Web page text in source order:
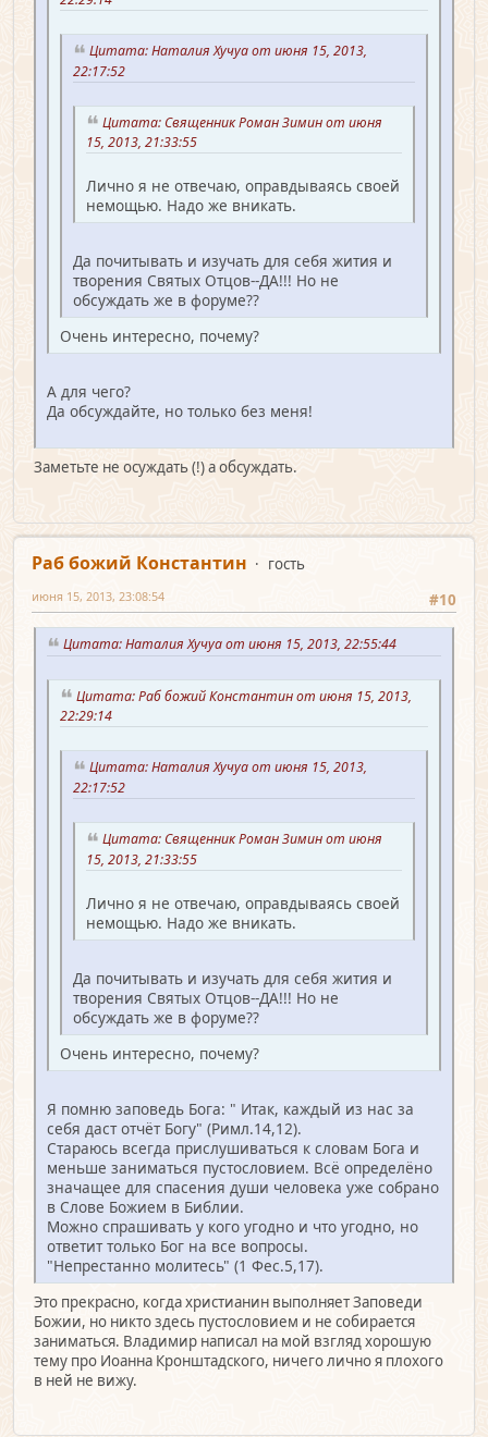
Цитата: Наталия Хучуа от июня 15, 2013,
22:17:52
Цитата: Священник Роман Зимин от июня
15, 2013, 21:33:55
Лично я не отвечаю, оправдываясь своей
немощью. Надо же вникать.
Да почитывать и изучать для себя жития и
творения Святых Отцов--ДА!!! Но не
обсуждать же в форуме??
Очень интересно, почему?
А для чего?
Да обсуждайте, но только без меня!
Заметьте не осуждать (!) а обсуждать.
Раб божий Константин
гость
#10
июня 15, 2013, 23:08:54
Цитата: Наталия Хучуа от июня 15, 2013, 22:55:44
Цитата: Раб божий Константин от июня 15, 2013,
22:29:14
Цитата: Наталия Хучуа от июня 15, 2013,
22:17:52
Цитата: Священник Роман Зимин от июня
15, 2013, 21:33:55
Лично я не отвечаю, оправдываясь своей
немощью. Надо же вникать.
Да почитывать и изучать для себя жития и
творения Святых Отцов--ДА!!! Но не
обсуждать же в форуме??
Очень интересно, почему?
Я помню заповедь Бога: " Итак, каждый из нас за
себя даст отчёт Богу" (Римл.14,12).
Стараюсь всегда прислушиваться к словам Бога и
меньше заниматься пустословием. Всё определёно
значащее для спасения души человека уже собрано
в Слове Божием в Библии.
Можно спрашивать у кого угодно и что угодно, но
ответит только Бог на все вопросы.
"Непрестанно молитесь" (1 Фес.5,17).
Это прекрасно, когда христианин выполняет Заповеди
Божии, но никто здесь пустословием и не собирается
заниматься. Владимир написал на мой взгляд хорошую
тему про Иоанна Кронштадского, ничего лично я плохого
в ней не вижу.